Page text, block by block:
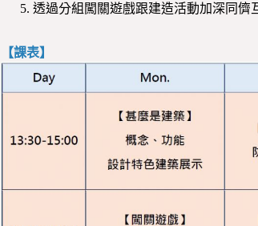
透過分組闖關遊戲跟建造活動加深同儕
【課表】